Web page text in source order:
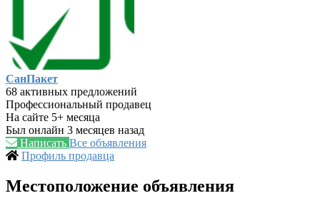
СанПакет
68 активных предложений
Профессиональный продавец
На сайте 5+ месяца
Был онлайн 3 месяцев назад
Написать Все объявления
Профиль продавца
Местоположение объявления